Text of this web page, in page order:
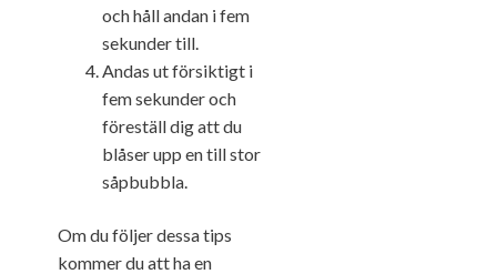
och håll andan i fem
sekunder till.
Andas ut försiktigt i
fem sekunder och
föreställ dig att du
blåser upp en till stor
såpbubbla.
Om du följer dessa tips
kommer du att ha en